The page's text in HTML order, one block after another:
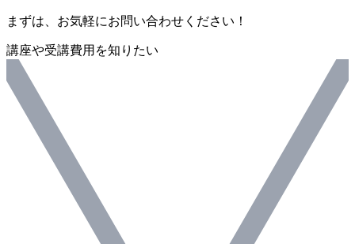
まずは、お気軽にお問い合わせください！
講座や受講費用を知りたい